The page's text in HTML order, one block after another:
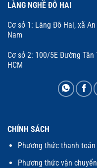
LÀNG NGHỀ ĐÔ HAI
Cơ sở 1: Làng Đô Hai, xã
Nam
Cơ sở 2: 100/5E Đường Tân
HCM
CHÍNH SÁCH
Phương thức thanh toán
Phương thức vận chuyển